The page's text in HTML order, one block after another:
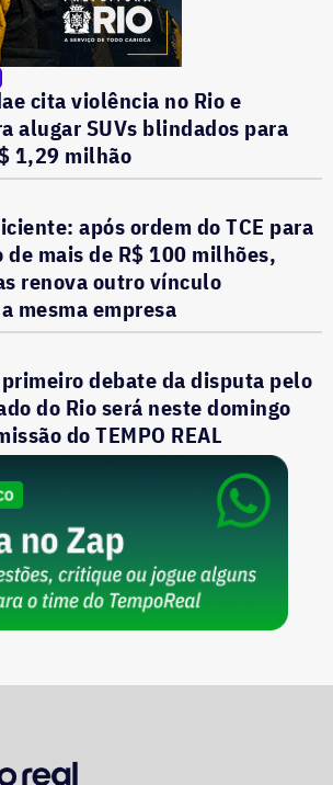
cita violência no Rio e
alugar SUVs blindados para
1,29 milhão
após ordem do TCE para
mais de R$ 100 milhões,
renova outro vínculo
mesma empresa
debate da disputa pelo
do Rio será neste domingo
do TEMPO REAL